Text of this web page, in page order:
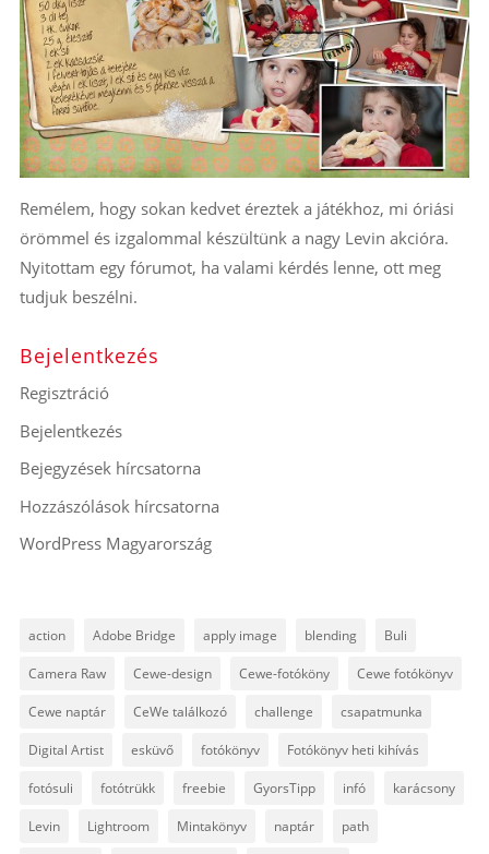
Remélem, hogy sokan kedvet éreztek a játékhoz, mi óriási
örömmel és izgalommal készültünk a nagy Levin akcióra.
Nyitottam egy fórumot, ha valami kérdés lenne, ott meg
tudjuk beszélni.
Bejelentkezés
Regisztráció
Bejelentkezés
Bejegyzések hírcsatorna
Hozzászólások hírcsatorna
WordPress Magyarország
action Adobe Bridge apply image blending Buli
Camera Raw Cewe-design Cewe-fotóköny Cewe fotókönyv
Cewe naptár CeWe találkozó challenge csapatmunka
Digital Artist esküvő fotókönyv Fotókönyv heti kihívás
fotósuli fotótrükk freebie GyorsTipp infó karácsony
Levin Lightroom Mintakönyv naptár path